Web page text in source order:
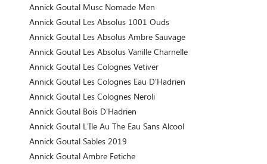
Annick Goutal Musc Nomade Men
Annick Goutal Les Absolus 1001 Ouds
Annick Goutal Les Absolus Ambre Sauvage
Annick Goutal Les Absolus Vanille Charnelle
Annick Goutal Les Colognes Vetiver
Annick Goutal Les Colognes Eau D'Hadrien
Annick Goutal Les Colognes Neroli
Annick Goutal Bois D'Hadrien
Annick Goutal L'Ile Au The Eau Sans Alcool
Annick Goutal Sables 2019
Annick Goutal Ambre Fetiche